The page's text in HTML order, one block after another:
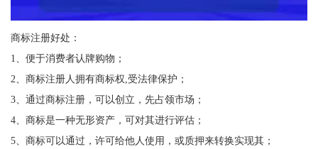
商标注册好处：
1、便于消费者认牌购物；
2、商标注册人拥有商标权,受法律保护；
3、通过商标注册，可以创立，先占领市场；
4、商标是一种无形资产，可对其进行评估；
5、商标可以通过，许可给他人使用，或质押来转换实现其；